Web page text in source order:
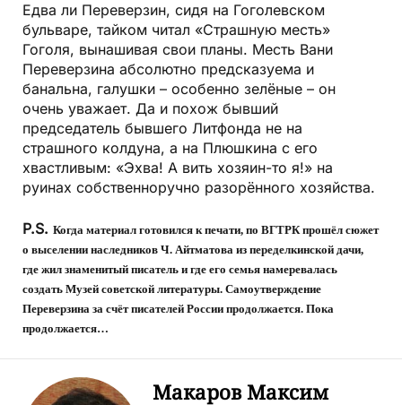
Едва ли Переверзин, сидя на Гоголевском
бульваре, тайком читал «Страшную месть»
Гоголя, вынашивая свои планы. Месть Вани
Переверзина абсолютно предсказуема и
банальна, галушки – особенно зелёные – он
очень уважает. Да и похож бывший
председатель бывшего Литфонда не на
страшного колдуна, а на Плюшкина с его
хвастливым: «Эхва! А вить хозяин-то я!» на
руинах собственноручно разорённого хозяйства.
P.S. Когда материал готовился к печати, по ВГТРК прошёл сюжет
о выселении наследников Ч. Айтматова из переделкинской дачи,
где жил знаменитый писатель и где его семья намеревалась
создать Музей советской литературы. Самоутверждение
Переверзина за счёт писателей России продолжается. Пока
продолжается…
Макаров Максим